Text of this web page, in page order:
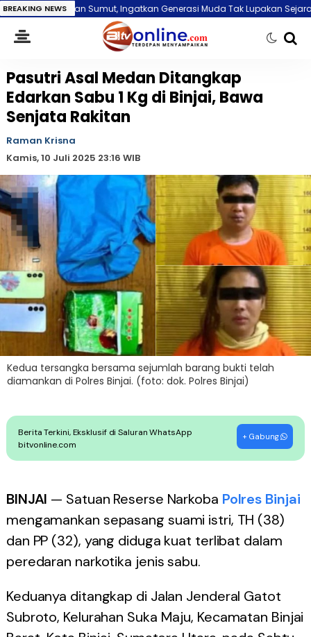
BREAKING NEWS
Sumut, Ingatkan Generasi Muda Tak Lupakan Sejarah: Jasa Pejuang
Pasutri Asal Medan Ditangkap
Edarkan Sabu 1 Kg di Binjai, Bawa
Senjata Rakitan
Raman Krisna
Kamis, 10 Juli 2025 23:16 WIB
Kedua tersangka bersama sejumlah barang bukti telah
diamankan di Polres Binjai. (foto: dok. Polres Binjai)
Berita Terkini, Eksklusif di Saluran WhatsApp
bitvonline.com
+ Gabung
BINJAI — Satuan Reserse Narkoba Polres Binjai
mengamankan sepasang suami istri, TH (38)
dan PP (32), yang diduga kuat terlibat dalam
peredaran narkotika jenis sabu.
Keduanya ditangkap di Jalan Jenderal Gatot
Subroto, Kelurahan Suka Maju, Kecamatan Binjai